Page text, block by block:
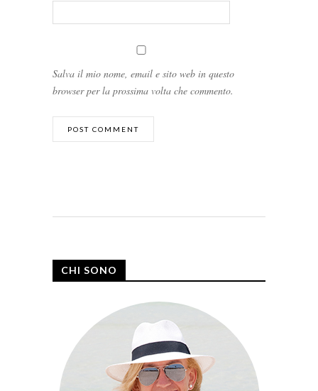
Salva il mio nome, email e sito web in questo
browser per la prossima volta che commento.
CHI SONO